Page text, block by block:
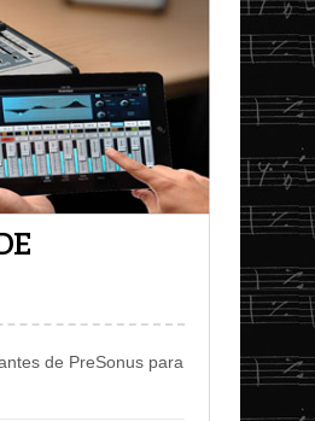
de PreSonus para